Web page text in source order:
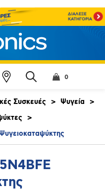
0
Συσκευές > Ψυγεία
>
>